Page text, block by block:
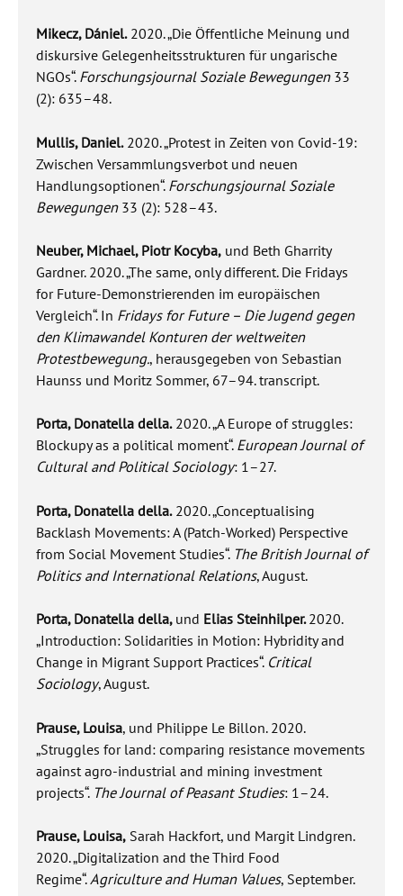
Mikecz, Dániel.2020. „Die Öffentliche Meinung und
diskursive Gelegenheitsstrukturen für ungarische
NGOs“.Forschungsjournal Soziale Bewegungen33
(2): 635–48.
Mullis, Daniel.2020. „Protest in Zeiten von Covid-19:
Zwischen Versammlungsverbot und neuen
Handlungsoptionen“.Forschungsjournal Soziale
Bewegungen33 (2): 528–43.
Neuber, Michael, Piotr Kocyba, und Beth Gharrity
Gardner. 2020. „The same, only different. Die Fridays
for Future-Demonstrierenden im europäischen
Vergleich“. In Fridays for Future – Die Jugend gegen
den Klimawandel Konturen der weltweiten
Protestbewegung., herausgegeben von Sebastian
Haunss und Moritz Sommer, 67–94. transcript.
Porta, Donatella della.2020. „A Europe of struggles:
Blockupy as a political moment“.European Journal of
Cultural and Political Sociology: 1–27.
Porta, Donatella della.2020. „Conceptualising
Backlash Movements: A (Patch-Worked) Perspective
from Social Movement Studies“. The British Journal of
Politics and International Relations, August.
Porta, Donatella della,und Elias Steinhilper.2020.
„Introduction: Solidarities in Motion: Hybridity and
Change in Migrant Support Practices“. Critical
Sociology, August.
Prause, Louisa, und Philippe Le Billon. 2020.
„Struggles for land: comparing resistance movements
against agro-industrial and mining investment
projects“. The Journal of Peasant Studies: 1–24.
Prause, Louisa, Sarah Hackfort, und Margit Lindgren.
2020. „Digitalization and the Third Food
Regime“.Agriculture and Human Values, September.